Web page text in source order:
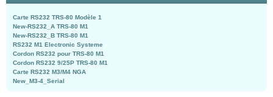
Carte RS232 TRS-80 Modèle 1
New-RS232_A TRS-80 M1
New-RS232_B TRS-80 M1
RS232 M1 Electronic Systeme
Cordon RS232 pour TRS-80 M1
Cordon RS232 9/25P TRS-80 M1
Carte RS232 M3/M4 NGA
New_M3-4_Serial